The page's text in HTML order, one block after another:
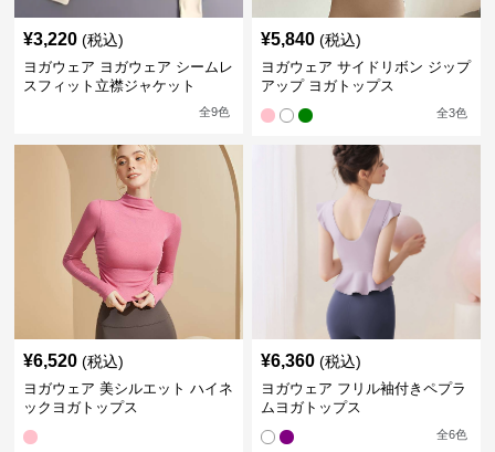
¥3,220 (税込)
ヨガウェア ヨガウェア シームレ
スフィット立襟ジャケット
全9色
¥5,840 (税込)
ヨガウェア サイドリボン ジップ
アップ ヨガトップス
全3色
¥6,520 (税込)
ヨガウェア 美シルエット ハイネ
ックヨガトップス
¥6,360 (税込)
ヨガウェア フリル袖付きペプラ
ムヨガトップス
全6色